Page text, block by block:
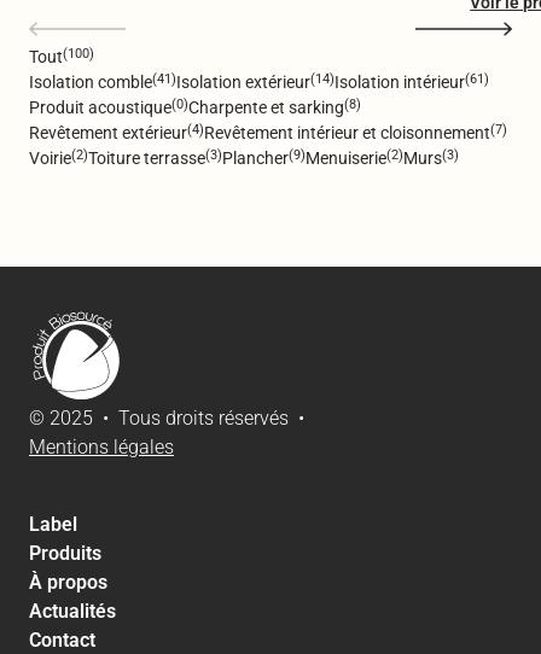
Tout(100)
Isolation intérieur(61)
Isolation extérieur(14)
Isolation comble(41)
Charpente et sarking(8)
Produit acoustique(0)
Revêtement intérieur et cloisonnement(7)
Revêtement extérieur(4)
Murs(3)
Menuiserie(2)
Plancher(9)
Toiture terrasse(3)
Voirie(2)
© 2025 • Tous droits réservés •
Mentions légales
Label
Produits
À propos
Actualités
Contact